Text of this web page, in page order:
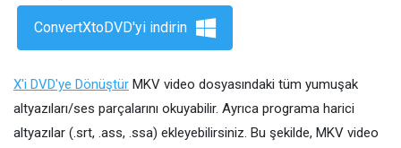
ConvertXtoDVD'yi indirin
X'i DVD'ye Dönüştür MKV video dosyasındaki tüm yumuşak
altyazıları/ses parçalarını okuyabilir. Ayrıca programa harici
altyazılar (.srt, .ass, .ssa) ekleyebilirsiniz. Bu şekilde, MKV video